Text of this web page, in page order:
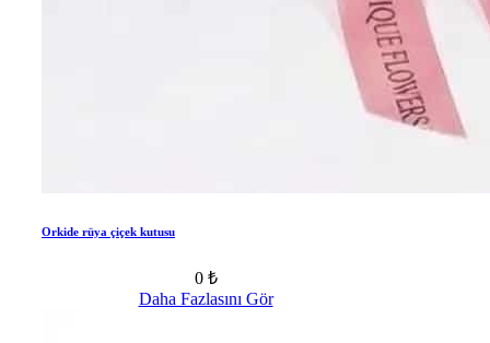
Orkide rüya çiçek kutusu
0 ₺
Daha Fazlasını Gör